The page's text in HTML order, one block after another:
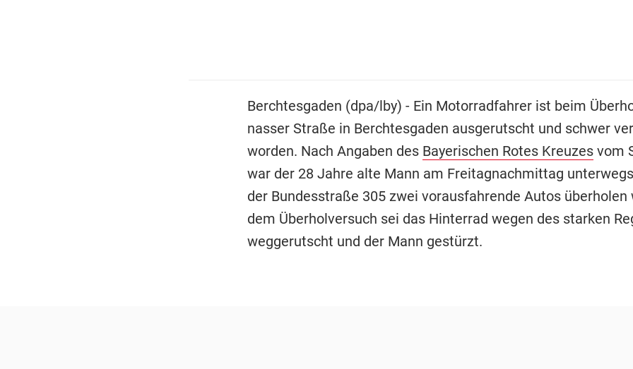
Berchtesgaden (dpa/lby) - Ein Motorradfahrer ist beim
nasser Straße in Berchtesgaden ausgerutscht und schwer
worden. Nach Angaben des Bayerischen Rotes Kreuzesvom
war der 28 Jahre alte Mann am Freitagnachmittag
der Bundesstraße 305 zwei vorausfahrende Autos überholen
dem Überholversuch sei das Hinterrad wegen des starken
weggerutscht und der Mann gestürzt.